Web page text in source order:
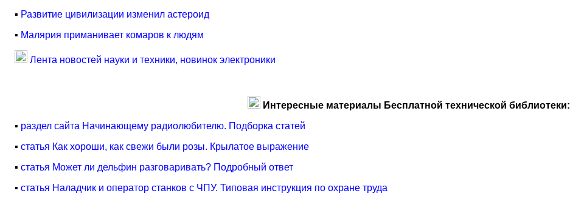
▪ Развитие цивилизации изменил астероид
▪ Малярия приманивает комаров к людям
Лента новостей науки и техники, новинок электроники
Интересные материалы Бесплатной технической библиотеки:
▪ раздел сайта Начинающему радиолюбителю. Подборка статей
▪ статья Как хороши, как свежи были розы. Крылатое выражение
▪ статья Может ли дельфин разговаривать? Подробный ответ
▪ статья Наладчик и оператор станков с ЧПУ. Типовая инструкция по охране труда